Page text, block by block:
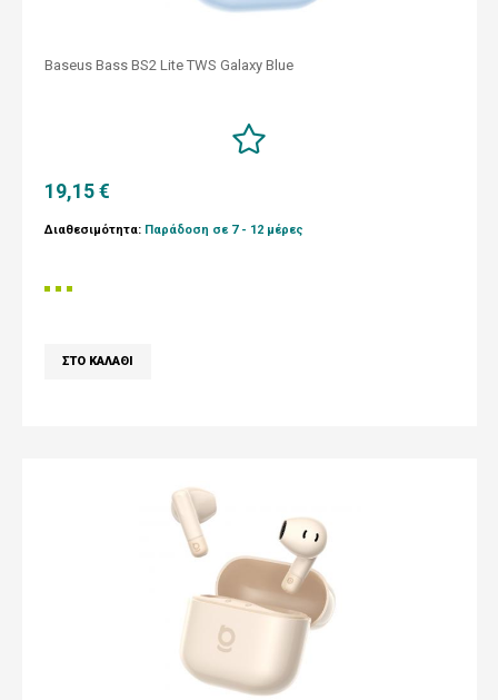
Baseus Bass BS2 Lite TWS Galaxy Blue
19,15 €
Διαθεσιμότητα: Παράδοση σε 7 - 12 μέρες